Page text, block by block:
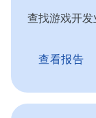
查找游戏开发
查看报告